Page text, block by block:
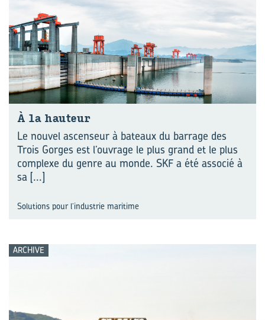
À la hau­teur
Le nouvel ascenseur à bateaux du barrage des
Trois Gorges est l’ouvrage le plus grand et le plus
complexe du genre au monde. SKF a été associé à
sa [...]
Solutions pour l’industrie maritime
ARCHIVE